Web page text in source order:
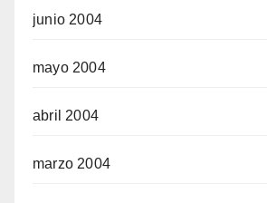
junio 2004
mayo 2004
abril 2004
marzo 2004